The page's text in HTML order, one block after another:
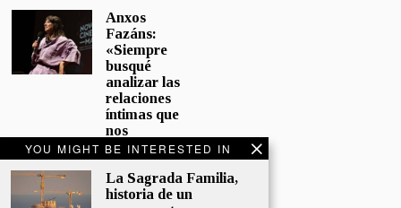
YOU MIGHT BE INTERESTED IN
La Sagrada Familia,
historia de un
Anxos
Fazáns:
«Siempre
busqué
analizar las
relaciones
íntimas que
nos
afectan»
5 junio, 2026
El hijo de la